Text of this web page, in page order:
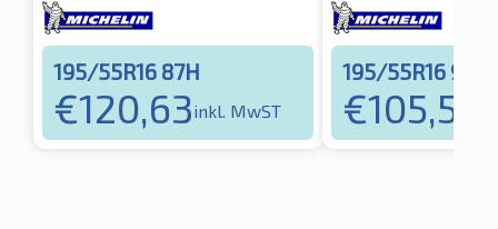
195/55R16 87H
€120,63inkl. MwST
195/55R16 91H
€105,52